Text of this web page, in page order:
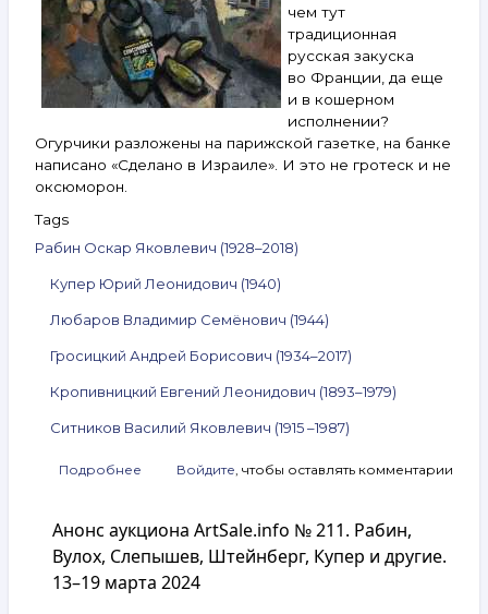
чем тут
традиционная
русская закуска
во Франции, да еще
и в кошерном
исполнении?
Огурчики разложены на парижской газетке, на банке
написано «Сделано в Израиле». И это не гротеск и не
оксюморон.
Tags
Рабин Оскар Яковлевич (1928–2018)
Купер Юрий Леонидович (1940)
Любаров Владимир Семёнович (1944)
Гросицкий Андрей Борисович (1934–2017)
Кропивницкий Евгений Леонидович (1893–1979)
Ситников Василий Яковлевич (1915 –1987)
Подробнее
ArtSale.info
Рабин,
Купер,
Войдите , чтобы оставлять комментарии
Анонс аукциона ArtSale.info № 211. Рабин,
Вулох, Слепышев, Штейнберг, Купер и другие.
13–19 марта 2024